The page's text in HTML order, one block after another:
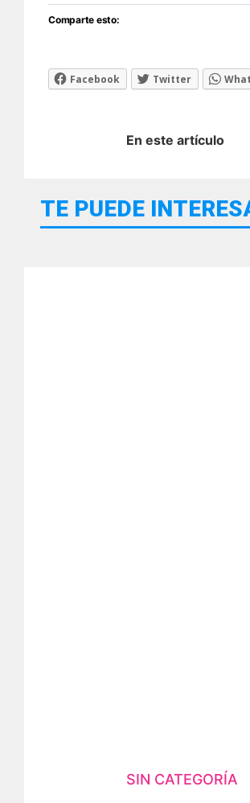
Comparte esto:
Facebook Twitter
En este artículo
TE PUEDE
SIN CATEGORÍA